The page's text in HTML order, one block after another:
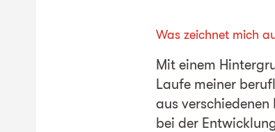
Was zeichnet mich
Mit einem
Laufe meiner
aus
bei der